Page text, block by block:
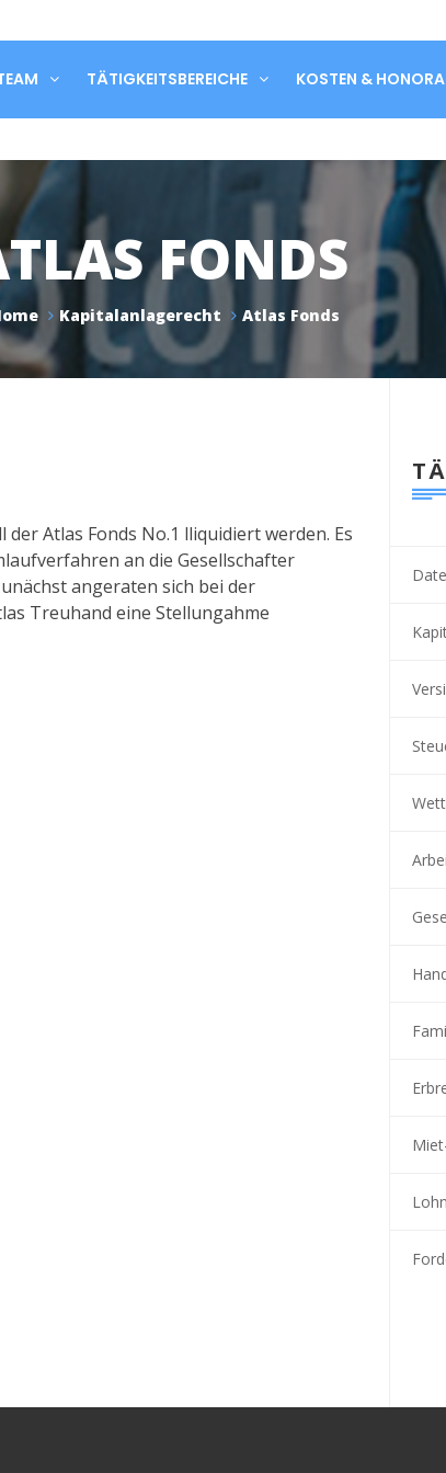
TÄTIGKEITSBEREICHE KOSTEN &
FONDS
Kapitalanlagerecht Atlas Fonds
Atlas Fonds No.1 lliquidiert werden. Es
an die Gesellschafter
angeraten sich bei der
Treuhand eine Stellungahme